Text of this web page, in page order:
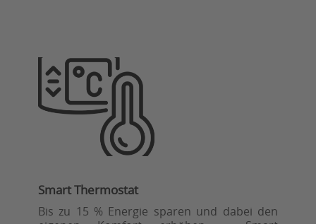
Smart Thermostat
Bis zu 15 % Energie sparen und dabei den